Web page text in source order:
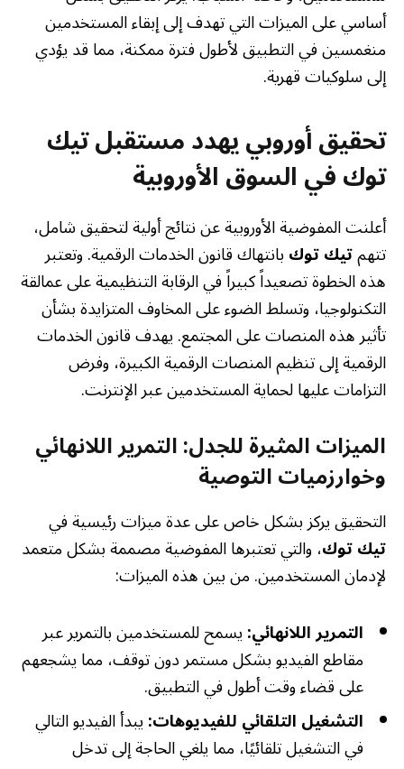
أساسي على الميزات التي تهدف إلى إبقاء المستخدمين
منغمسين في التطبيق لأطول فترة ممكنة، مما قد يؤدي
إلى سلوكيات قهرية.
تحقيق أوروبي يهدد مستقبل تيك
توك في السوق الأوروبية
أعلنت المفوضية الأوروبية عن نتائج أولية لتحقيق شامل،
تتهمتيك توكبانتهاك قانون الخدمات الرقمية. وتعتبر
هذه الخطوة تصعيداً كبيراً في الرقابة التنظيمية على عمالقة
التكنولوجيا، وتسلط الضوء على المخاوف المتزايدة بشأن
تأثير هذه المنصات على المجتمع. يهدف قانون الخدمات
الرقمية إلى تنظيم المنصات الرقمية الكبيرة، وفرض
التزامات عليها لحماية المستخدمين عبر الإنترنت.
الميزات المثيرة للجدل: التمرير اللانهائي
وخوارزميات التوصية
التحقيق يركز بشكل خاص على عدة ميزات رئيسية في
تيك توك، والتي تعتبرها المفوضية مصممة بشكل متعمد
لإدمان المستخدمين. من بين هذه الميزات:
التمرير اللانهائي:يسمح للمستخدمين بالتمرير عبر
مقاطع الفيديو بشكل مستمر دون توقف، مما يشجعهم
على قضاء وقت أطول في التطبيق.
التشغيل التلقائي للفيديوهات:يبدأ الفيديو التالي
في التشغيل تلقائيًا، مما يلغي الحاجة إلى تدخل